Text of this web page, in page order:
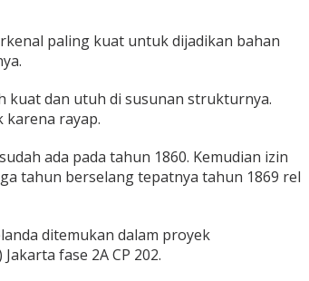
paling kuat untuk dijadikan bahan
kuat dan utuh di susunan strukturnya.
karena rayap.
ada pada tahun 1860. Kemudian izin
tahun berselang tepatnya tahun 1869 rel
ditemukan dalam proyek
fase 2A CP 202.